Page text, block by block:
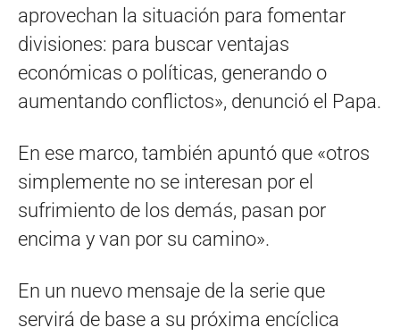
aprovechan la situación para fomentar
divisiones: para buscar ventajas
económicas o políticas, generando o
aumentando conflictos», denunció el Papa.
En ese marco, también apuntó que «otros
simplemente no se interesan por el
sufrimiento de los demás, pasan por
encima y van por su camino».
En un nuevo mensaje de la serie que
servirá de base a su próxima encíclica